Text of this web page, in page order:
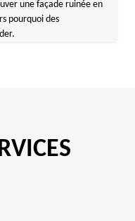
une façade ruinée en
pourquoi des